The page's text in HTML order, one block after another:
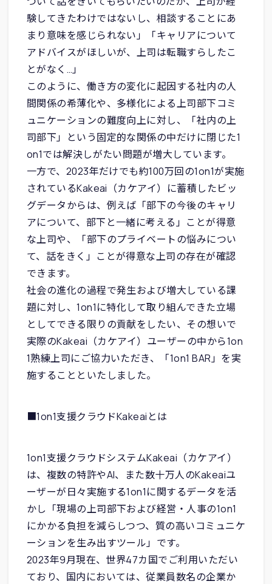
験してきたわけではないし、相談することにあ
まり意味を感じられない」「キャリアについて
アドバイスがほしいが、上司は転職すらしたこ
とがなく…」
このように、働き方の変化に起因する社内の人
間関係の希薄化や、多様化による上司部下コミ
ュニケーションの難度向上に対し、「社内の上
司部下」という固定的な関係の中だけに閉じた1
on1では解決しがたい問題が増大しています。
一方で、2023年だけでも約100万回の1on1が実施
されているKakeai（カケアイ）に蓄積したビッ
グデータからは、例えば「部下の今後のキャリ
アについて、部下と一緒に考える」ことが得意
な上司や、「部下のプライベートの悩みについ
て、話をきく」ことが得意な上司の存在が確認
できます。
社会の進化の過程で発生および増大している課
題に対し、1on1に特化して取り組んできた立場
としてできる限りの貢献をしたい、その想いで
実際のKakeai（カケアイ）ユーザーの中から1on
1熟練上司にご協力いただき、「1on1 BAR」を実
施することといたしました。
■1on1支援クラウドKakeaiとは
1on1支援クラウドシステムKakeai（カケアイ）
は、複数の特許やAI、また数十万人のKakeaiユ
ーザーが日々実施する1on1に関するデータを活
かし「現場の上司部下および経営・人事の1on1
にかかる負担を減らしつつ、質の高いコミュニケ
ーションを生み出すツール」です。
2023年9月現在、世界47カ国でご利用いただい
ており、国内においては、従業員数名の企業か